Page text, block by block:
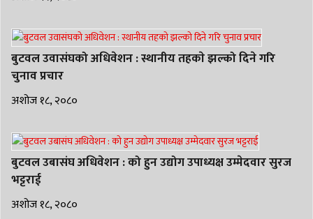
बुटवल उवासंघको अधिवेशन : स्थानीय तहकाे झल्को दिने गरि
चुनाव प्रचार
अशोज १८, २०८०
बुटवल उबासंघ अधिवेशन : को हुन उद्योग उपाध्यक्ष उम्मेदवार सुरज
भट्टराई
अशोज १८, २०८०